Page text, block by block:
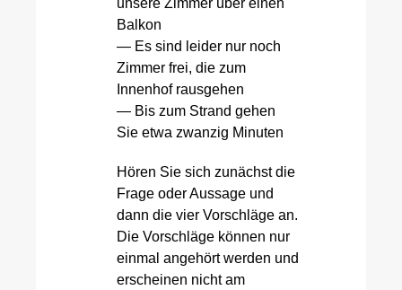
unsere Zimmer über einen
Balkon
— Es sind leider nur noch
Zimmer frei, die zum
Innenhof rausgehen
— Bis zum Strand gehen
Sie etwa zwanzig Minuten
Hören Sie sich zunächst die
Frage oder Aussage und
dann die vier Vorschläge an.
Die Vorschläge können nur
einmal angehört werden und
erscheinen nicht am